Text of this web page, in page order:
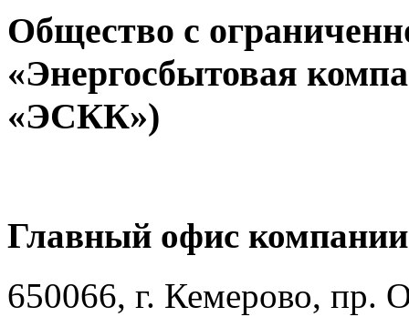
Общество с
«Энергосбытовая
«ЭСКК»)
Главный офис
650066, г. Кемерово, пр.